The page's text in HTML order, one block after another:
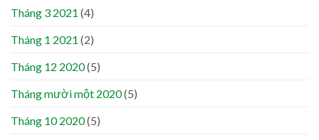
Tháng 3 2021 (4)
Tháng 1 2021 (2)
Tháng 12 2020(5)
Tháng mười một 2020(5)
Tháng 10 2020(5)